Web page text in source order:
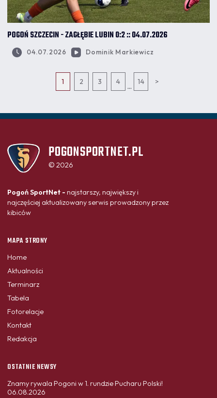
POGOŃ SZCZECIN - ZAGŁĘBIE LUBIN 0:2 :: 04.07.2026
04.07.2026 Dominik Markiewicz
1 2 3 4
...
14 >
POGONSPORTNET.PL
© 2026
Pogoń SportNet - najstarszy, największy i
najczęściej aktualizowany serwis prowadzony przez
kibiców
MAPA STRONY
Home
Aktualności
Terminarz
Tabela
Fotorelacje
Kontakt
Redakcja
OSTATNIE NEWSY
Znamy rywala Pogoni w 1. rundzie Pucharu Polski!
06.08.2026